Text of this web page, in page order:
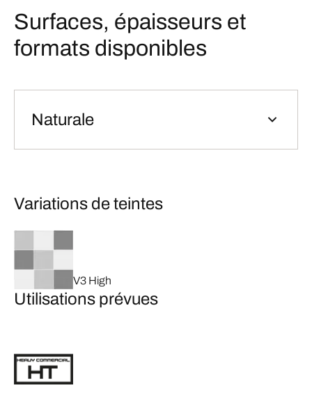
Surfaces, épaisseurs et
formats disponibles
Naturale
Variations de teintes
V3 High
Utilisations prévues